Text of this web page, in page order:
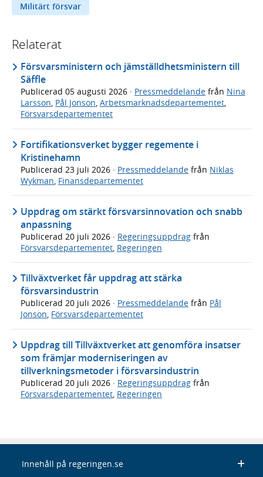
Militärt försvar
Relaterat
Försvarsministern och jämställdhetsministern till
Säffle
Publicerad 05 augusti 2026 · Pressmeddelande från Nina
Larsson, Pål Jonson, Arbetsmarknadsdepartementet,
Försvarsdepartementet
Fortifikationsverket bygger regemente i
Kristinehamn
Publicerad 23 juli 2026 · Pressmeddelande från Niklas
Wykman, Finansdepartementet
Uppdrag om stärkt försvarsinnovation och snabb
anpassning
Publicerad 20 juli 2026 · Regeringsuppdrag från
Försvarsdepartementet Regeringen
Tillväxtverket får uppdrag att stärka
försvarsindustrin
Publicerad 20 juli 2026 · Pressmeddelande från Pål
Jonson, Försvarsdepartementet
Uppdrag till Tillväxtverket att genomföra insatser
som främjar moderniseringen av
tillverkningsmetoder i försvarsindustrin
Publicerad 20 juli 2026 · Regeringsuppdrag från
Försvarsdepartementet, Regeringen
Innehåll på regeringen.se